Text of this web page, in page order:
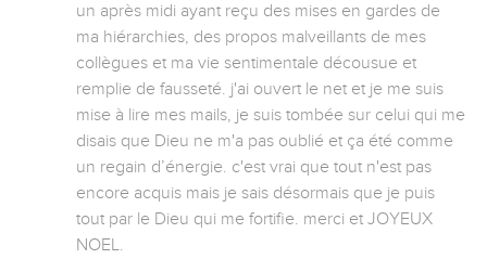
un après midi ayant reçu des mises en gardes de
ma hiérarchies, des propos malveillants de mes
collègues et ma vie sentimentale décousue et
remplie de fausseté. j'ai ouvert le net et je me suis
mise à lire mes mails, je suis tombée sur celui qui me
disais que Dieu ne m'a pas oublié et ça été comme
un regain d’énergie. c'est vrai que tout n'est pas
encore acquis mais je sais désormais que je puis
tout par le Dieu qui me fortifie. merci et JOYEUX
NOEL.